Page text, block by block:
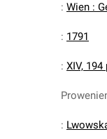
: Wien :
: 1791
: XIV, 194
: